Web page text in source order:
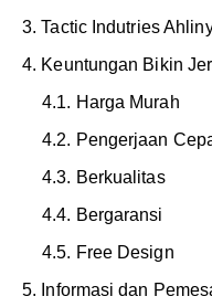
3. Tactic Indutries
4. Keuntungan Bikin
4.1. Harga Murah
4.2. Pengerjaan
4.3. Berkualitas
4.4. Bergaransi
4.5. Free Design
5. Informasi dan